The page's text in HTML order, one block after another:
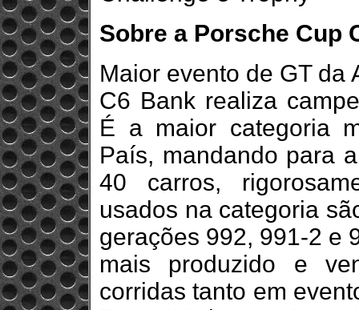
Sobre a Porsche Cup
Maior evento de GT da
C6 Bank realiza
É a maior categoria
País, mandando para
40 carros,
usados na categoria
gerações 992, 991-2 e
mais produzido e
corridas tanto em